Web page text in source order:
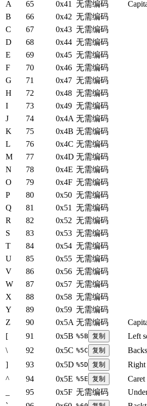
A
65 0x41 无需编码
B
66 0x42 无需编码
C
67 0x43 无需编码
D
68 0x44 无需编码
E
69 0x45 无需编码
F
70 0x46 无需编码
G
71 0x47 无需编码
H
72 0x48 无需编码
I
73 0x49 无需编码
J
74 0x4A 无需编码
K
75 0x4B 无需编码
L
76 0x4C 无需编码
M
77 0x4D 无需编码
N
78 0x4E 无需编码
O
79 0x4F 无需编码
P
80 0x50 无需编码
Q
81 0x51
无需编码
R
82 0x52 无需编码
S
83 0x53 无需编码
T
84 0x54 无需编码
U
85 0x55 无需编码
V
86 0x56 无需编码
W
87 0x57 无需编码
X
88 0x58 无需编码
Y
89 0x59 无需编码
Z
90 0x5A 无需编码
[
91 0x5B %5B 复制
Left
\
92 0x5C %5C 复制
]
93 0x5D %5D 复制
Right
^
94 0x5E %5E 复制
Caret
95 0x5F 无需编码